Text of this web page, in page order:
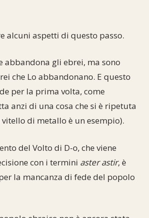
alcuni aspetti di questo passo.
abbandona gli ebrei, ma sono
che Lo abbandonano. E questo
per la prima volta, come
anzi di una cosa che si è ripetuta
di metallo è un esempio).
del Volto di D-o, che viene
con i termini aster astir, è
la mancanza di fede del popolo